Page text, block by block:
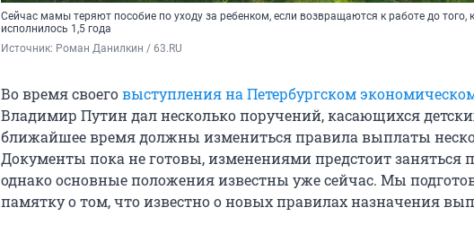
Сейчас мамы теряют пособие по уходу за ребенком, если возвращаются к работе до
исполнилось 1,5 года
Источник: Роман Данилкин / 63.RU
Во время своеговыступления на Петербургском
Владимир Путин дал несколько поручений, касающихся
ближайшее время должны измениться правила выплаты
Документы пока не готовы, изменениями предстоит заняться
однако основные положения известны уже сейчас. Мы
памятку о том, что известно о новых правилах назначения